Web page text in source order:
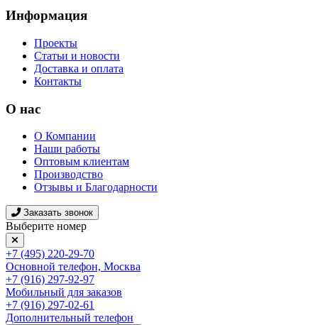
Информация
Проекты
Статьи и новости
Доставка и оплата
Контакты
О нас
О Компании
Наши работы
Оптовым клиентам
Производство
Отзывы и Благодарности
Заказать звонок
Выберите номер
+7 (495) 220-29-70
Основной телефон, Москва
+7 (916) 297-92-97
Мобильный для заказов
+7 (916) 297-02-61
Дополнительный телефон